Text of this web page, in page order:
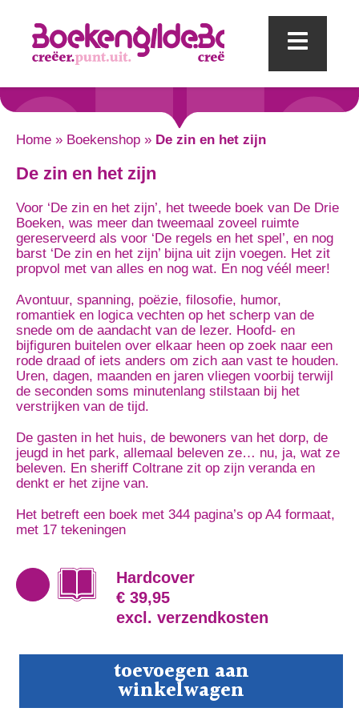
Home » Boekenshop » De zin en het zijn
De zin en het zijn
Voor ‘De zin en het zijn’, het tweede boek van De Drie
Boeken, was meer dan tweemaal zoveel ruimte
gereserveerd als voor ‘De regels en het spel’, en nog
barst ‘De zin en het zijn’ bijna uit zijn voegen. Het zit
propvol met van alles en nog wat. En nog véél meer!
Avontuur, spanning, poëzie, filosofie, humor,
romantiek en logica vechten op het scherp van de
snede om de aandacht van de lezer. Hoofd- en
bijfiguren buitelen over elkaar heen op zoek naar een
rode draad of iets anders om zich aan vast te houden.
Uren, dagen, maanden en jaren vliegen voorbij terwijl
de seconden soms minutenlang stilstaan bij het
verstrijken van de tijd.
De gasten in het huis, de bewoners van het dorp, de
jeugd in het park, allemaal beleven ze… nu, ja, wat ze
beleven. En sheriff Coltrane zit op zijn veranda en
denkt er het zijne van.
Het betreft een boek met 344 pagina’s op A4 formaat,
met 17 tekeningen
Hardcover
€ 39,95
excl. verzendkosten
het
toevoegen aan
winkelwagen